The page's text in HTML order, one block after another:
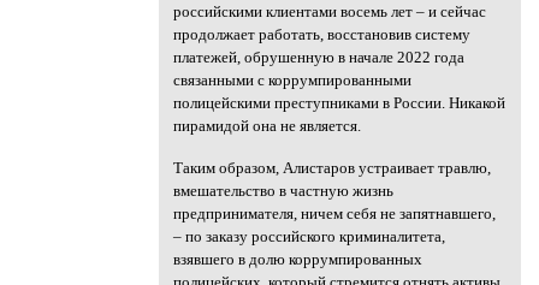
российскими клиентами восемь лет – и сейчас
продолжает работать, восстановив систему
платежей, обрушенную в начале 2022 года
связанными с коррумпированными
полицейскими преступниками в России. Никакой
пирамидой она не является.
Таким образом, Алистаров устраивает травлю,
вмешательство в частную жизнь
предпринимателя, ничем себя не запятнавшего,
– по заказу российского криминалитета,
взявшего в долю коррумпированных